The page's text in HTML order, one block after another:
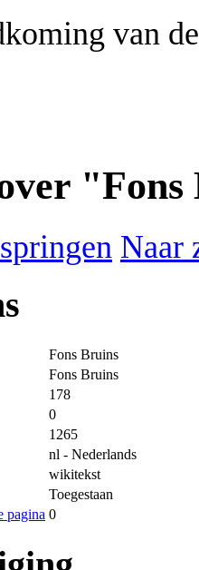
van
Naar
Fons Bruins
Fons Bruins
178
0
1265
nl - Nederlands
wikitekst
Toegestaan
pagina 0